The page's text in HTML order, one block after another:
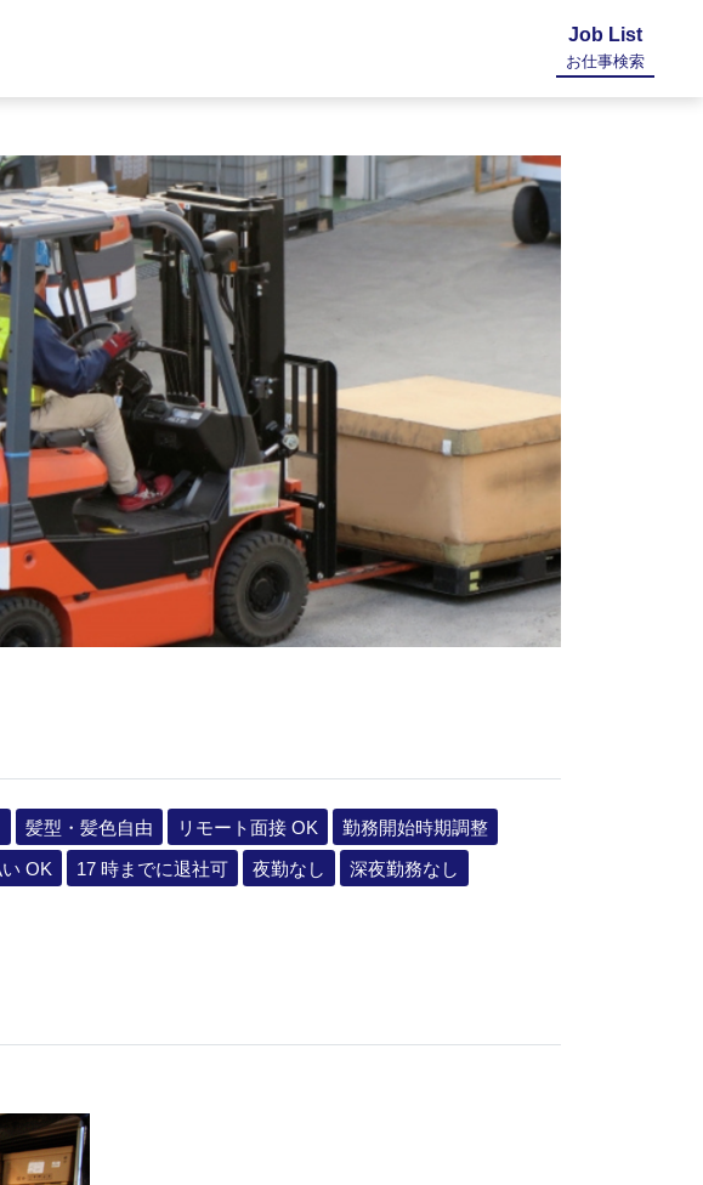
Job List
お仕事検索
髪型・髪色自由 リモート面接 OK
勤務開始時期調整
OK 17 時までに退社可 夜勤なし
深夜勤務なし